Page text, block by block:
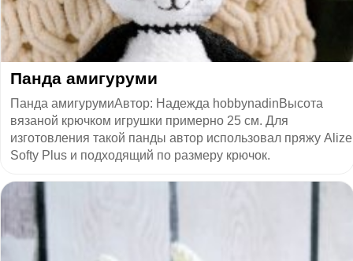
​Панда амигуруми
Панда амигурумиАвтор: Надежда hobbynadinВысота
вязаной крючком игрушки примерно 25 см. Для
изготовления такой панды автор использовал пряжу Alize
Softy Plus и подходящий по размеру крючок.